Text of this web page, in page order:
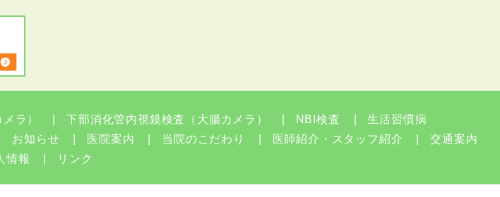
ラ） 下部消化管内視鏡検査（大腸カメラ） NBI検査
生活習慣病
お知らせ 医院案内 当院のこだわり 医師紹介・スタッフ紹介
交通案内
情報
リンク